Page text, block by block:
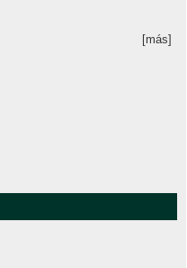
[más]